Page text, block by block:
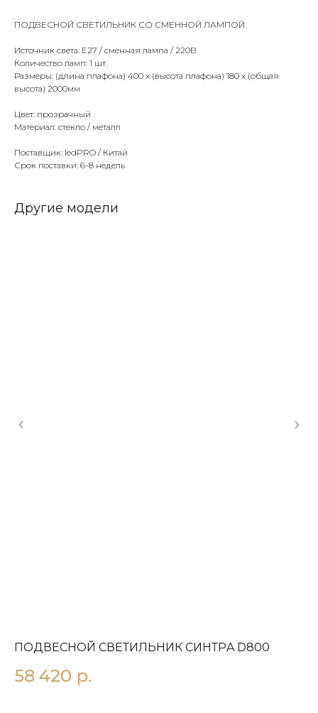
ПОДВЕСНОЙ СВЕТИЛЬНИК СО СМЕННОЙ ЛАМПОЙ
Источник света: Е27 / сменная лампа / 220В
Количество ламп: 1 шт.
Размеры: (длина плафона) 400 х (высота плафона) 180 х (общая
высота) 2000мм
Цвет: прозрачный
Материал: стекло / металл
Поставщик: ledPRO / Китай
Срок поставки: 6-8 недель
Другие модели
ПОДВЕСНОЙ СВЕТИЛЬНИК СИНТРA D800
58 420 р.